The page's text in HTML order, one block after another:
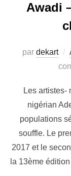
Awadi
par dekart
Les
nigérian
populations
souffle. Le
2017 et le
la 13ème